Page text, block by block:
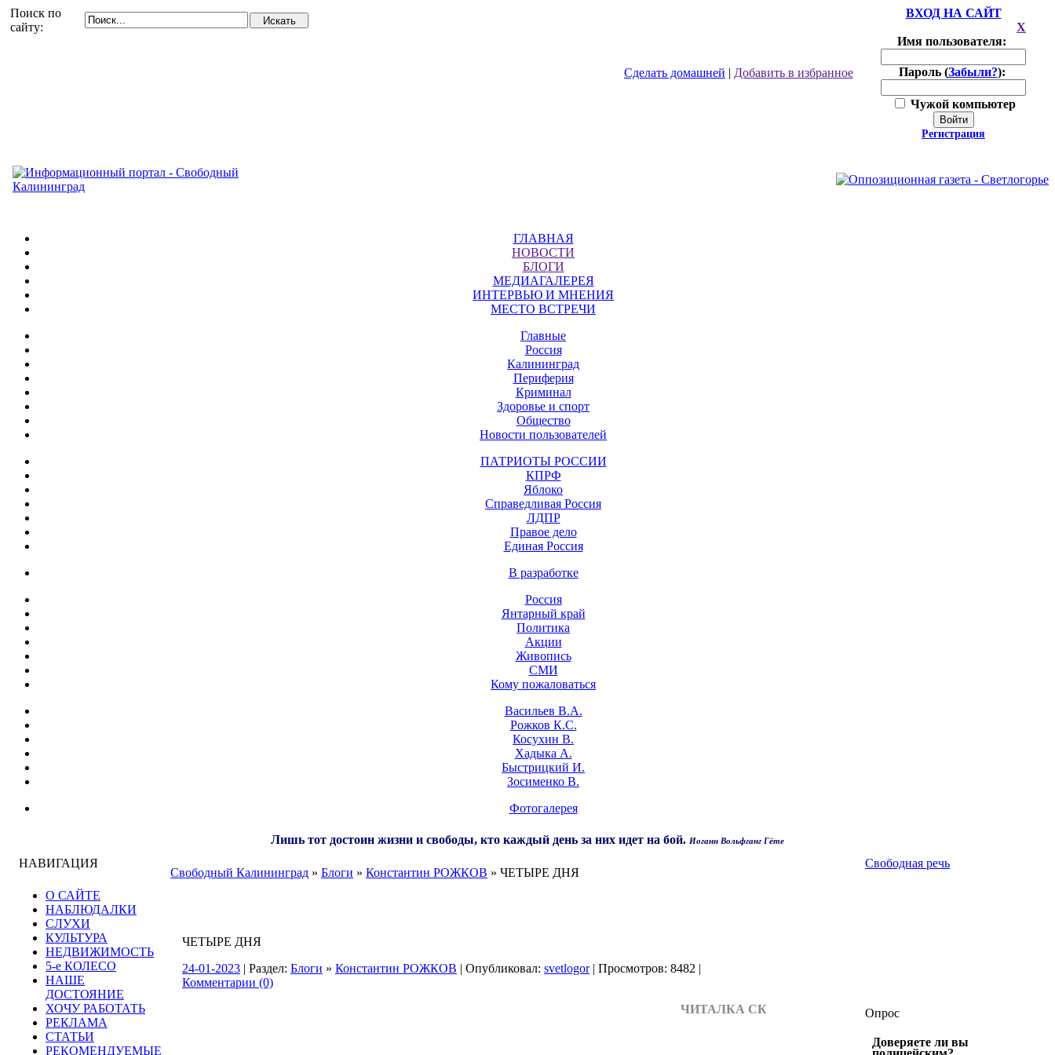
Поиск по
сайту:
Сделать домашней | Добавить в избранное
ВХОД НА САЙТ
X
Имя пользователя:
Пароль (Забыли?):
Чужой компьютер
Войти
Регистрация
ГЛАВНАЯ
НОВОСТИ
БЛОГИ
МЕДИАГАЛЕРЕЯ
ИНТЕРВЬЮ И МНЕНИЯ
МЕСТО ВСТРЕЧИ
Главные
Россия
Калининград
Периферия
Криминал
Здоровье и спорт
Общество
Новости пользователей
ПАТРИОТЫ РОССИИ
КПРФ
Яблоко
Справедливая Россия
ЛДПР
Правое дело
Единая Россия
В разработке
Россия
Янтарный край
Политика
Акции
Живопись
СМИ
Кому пожаловаться
Васильев В.А.
Рожков К.С.
Косухин В.
Хадыка А.
Быстрицкий И.
Зосименко В.
Фотогалерея
Лишь тот достоин жизни и свободы, кто каждый день за них идет на бой. Иоганн Вольфганг Гёте
НАВИГАЦИЯ
О САЙТЕ
НАБЛЮДАЛКИ
СЛУХИ
КУЛЬТУРА
НЕДВИЖИМОСТЬ
5-е КОЛЕСО
НАШЕ
ДОСТОЯНИЕ
ХОЧУ РАБОТАТЬ
РЕКЛАМА
СТАТЬИ
РЕКОМЕНДУЕМЫЕ
Свободный Калининград » Блоги » Константин РОЖКОВ » ЧЕТЫРЕ ДНЯ
ЧЕТЫРЕ ДНЯ
24-01-2023 | Раздел: Блоги » Константин РОЖКОВ | Опубликовал: svetlogor| Просмотров: 8482 |
Комментарии (0)
ЧИТАЛКА СК
Свободная речь
Опрос
Доверяете ли вы